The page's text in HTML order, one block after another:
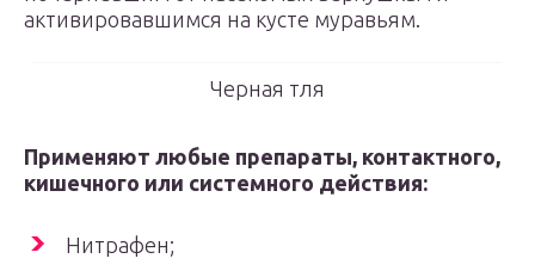
активировавшимся на кусте муравьям.
Черная тля
Применяют любые препараты, контактного,
кишечного или системного действия:
Нитрафен;